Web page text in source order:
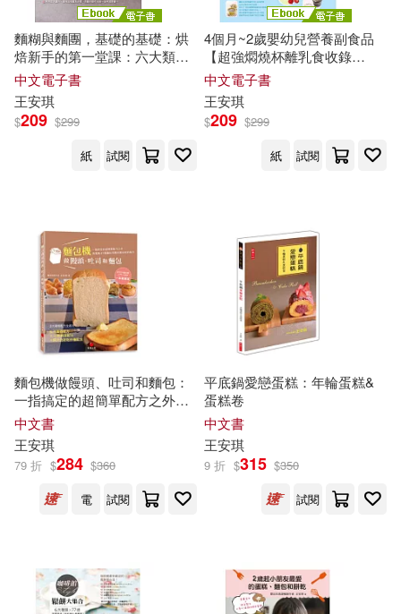
麵糊與麵團，基礎的基礎：烘
焙新手的第一堂課：六大類麵
團和麵糊基本技法與糕點 (電子
書)
中文電子書
王安琪
$209 $299
紙
試閱
4個月~2歲嬰幼兒營養副食品
【超強燜燒杯離乳食收錄
版】：全方位的寶寶飲食書和
育兒心得 (電子書)
中文電子書
王安琪
$209 $299
紙
試閱
麵包機做饅頭、吐司和麵包：
一指搞定的超簡單配方之外，
再蒐集27個讓吐司隔天更好吃
的秘方
中文書
王安琪
79 折 $284 $360
電
試閱
平底鍋愛戀蛋糕：年輪蛋糕&
蛋糕卷
中文書
王安琪
9 折 $315 $350
試閱